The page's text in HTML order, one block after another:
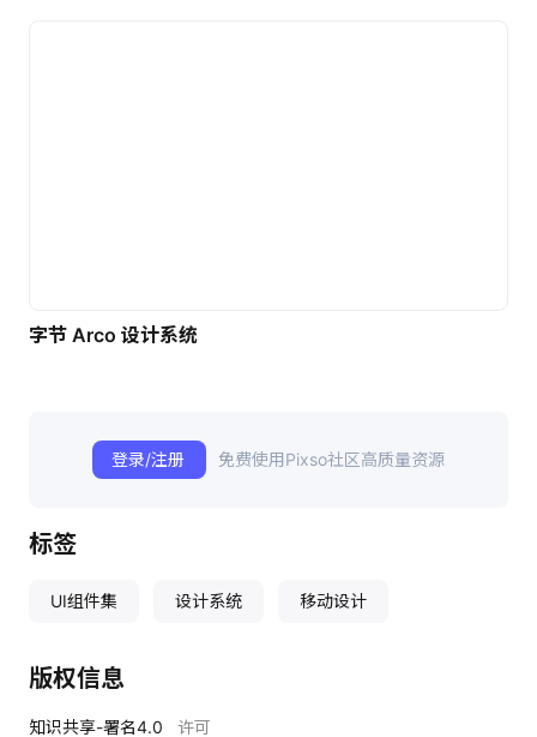
字节 Arco 设计系统
登录/注册 免费使用Pixso社区高质量资源
标签
UI组件集 设计系统 移动设计
版权信息
知识共享-署名4.0 许可